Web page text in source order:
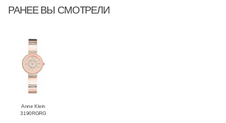
РАНЕЕ ВЫ СМОТРЕЛИ
Anne Klein
3190RGRG